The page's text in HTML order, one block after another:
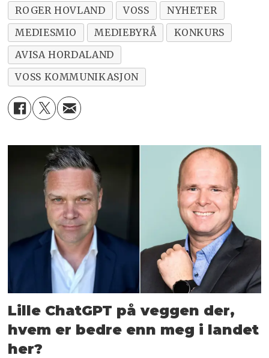
ROGER HOVLAND VOSS
NYHETER
MEDIESMIO
MEDIEBYRÅ
KONKURS
AVISA HORDALAND
VOSS KOMMUNIKASJON
Lille ChatGPT på veggen der,
hvem er bedre enn meg i landet
her?